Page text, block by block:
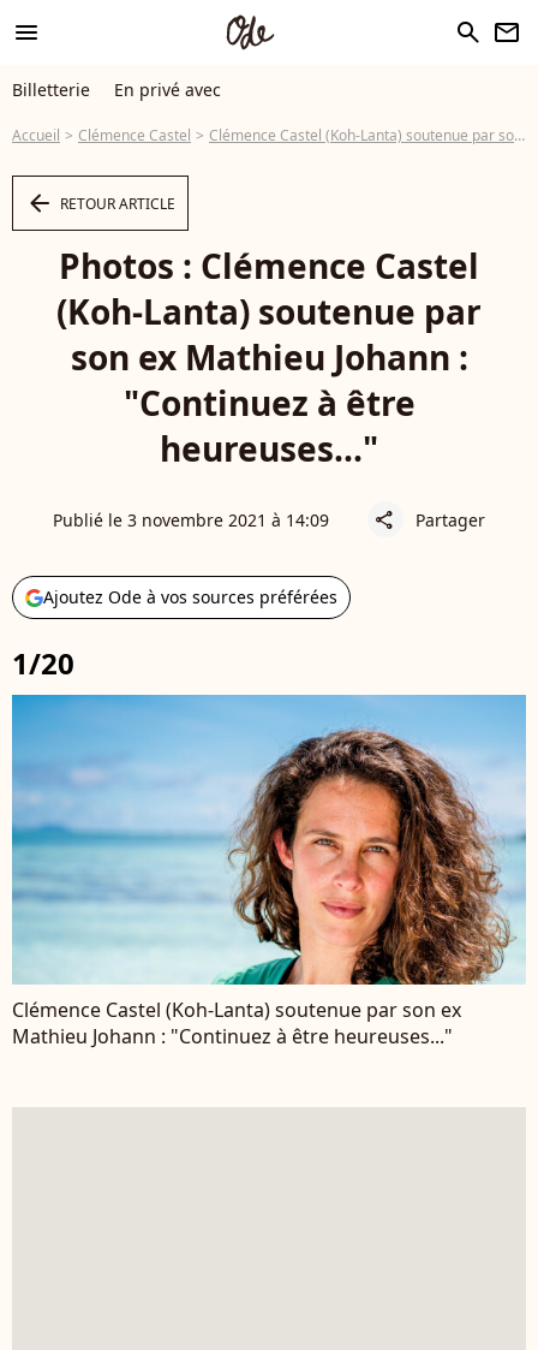
menu search newsletter
Billetterie En privé avec
Accueil Clémence Castel Clémence Castel (Koh-Lanta) soutenue par son ex Mathieu Johann : "Continuez à être heureuses..."
arrow_left RETOUR ARTICLE
Photos : Clémence Castel
(Koh-Lanta) soutenue par
son ex Mathieu Johann :
"Continuez à être
heureuses..."
Publié le 3 novembre 2021 à 14:09 share Partager
Ajoutez Ode à vos sources préférées
1/20
Clémence Castel (Koh-Lanta) soutenue par son ex
Mathieu Johann : "Continuez à être heureuses..."